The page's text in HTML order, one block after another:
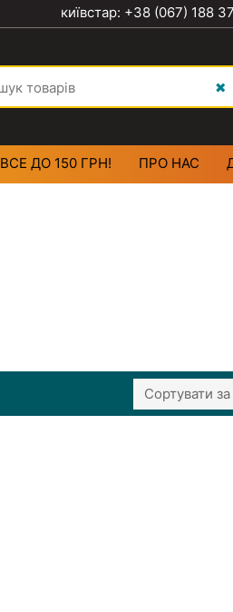
київстар: +38 (067) 188
ВСЕ ДО 150 ГРН! ПРО НАС